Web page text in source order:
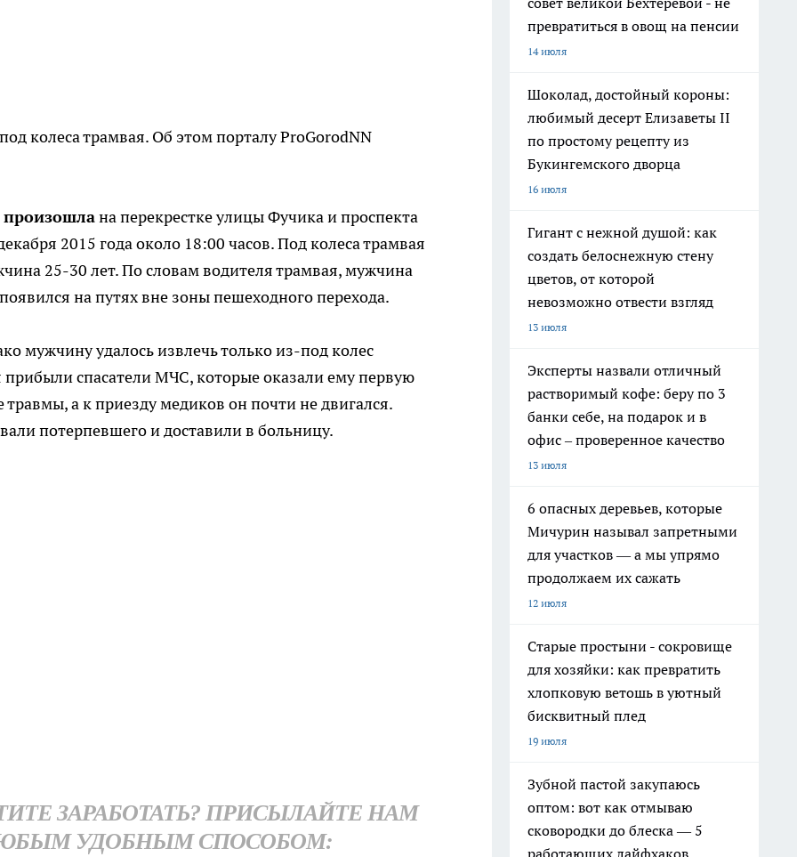
колеса трамвая. Об этом порталу ProGorodNN
произошлана перекрестке улицы Фучика и проспекта
2015 года около 18:00 часов. Под колеса трамвая
25-30 лет. По словам водителя трамвая, мужчина
на путях вне зоны пешеходного перехода.
мужчину удалось извлечь только из-под колес
прибыли спасатели МЧС, которые оказали ему первую
а к приезду медиков он почти не двигался.
потерпевшего и доставили в больницу.
ЗАРАБОТАТЬ? ПРИСЫЛАЙТЕ НАМ
УДОБНЫМ СПОСОБОМ:
превратиться в овощ на пенсии
14 июля
Шоколад, достойный короны:
любимый десерт Елизаветы II
по простому рецепту из
Букингемского дворца
16 июля
Гигант с нежной душой: как
создать белоснежную стену
цветов, от которой
невозможно отвести взгляд
13 июля
Эксперты назвали отличный
растворимый кофе: беру по 3
банки себе, на подарок и в
офис – проверенное качество
13 июля
6 опасных деревьев, которые
Мичурин называл запретными
для участков — а мы упрямо
продолжаем их сажать
12 июля
Старые простыни - сокровище
для хозяйки: как превратить
хлопковую ветошь в уютный
бисквитный плед
19 июля
Зубной пастой закупаюсь
оптом: вот как отмываю
сковородки до блеска — 5
работающих лайфхаков